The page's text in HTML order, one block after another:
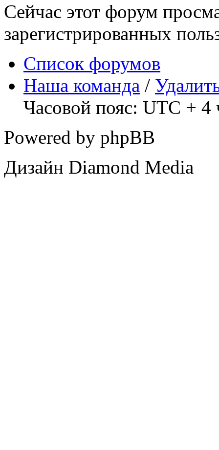
Сейчас этот форум
зарегистрированных
Список форумов
Наша команда /
Часовой пояс: UTC + 4
Powered by phpBB
Дизайн Diamond Media